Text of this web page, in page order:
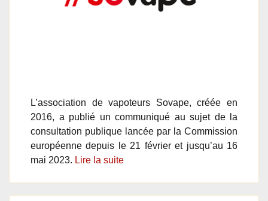
L’association de vapoteurs Sovape, créée en
2016, a publié un communiqué au sujet de la
consultation publique lancée par la Commission
européenne depuis le 21 février et jusqu’au 16
mai 2023. Lire la suite